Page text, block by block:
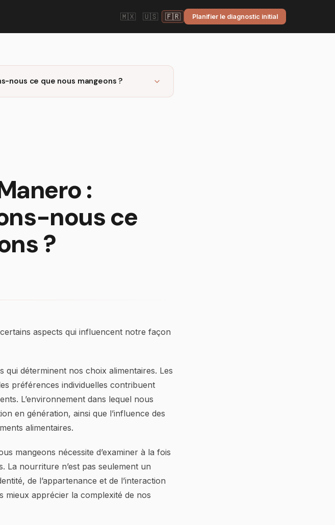
🇲🇽 🇺🇸 🇫🇷 Planifier le diagnostic initial
nous ce que nous mangeons ?
:
nous ce
?
aspects qui influencent notre façon
qui déterminent nos choix alimentaires. Les
préférences individuelles contribuent
L’environnement dans lequel nous
en génération, ainsi que l’influence des
alimentaires.
mangeons nécessite d’examiner à la fois
La nourriture n’est pas seulement un
de l’appartenance et de l’interaction
mieux apprécier la complexité de nos